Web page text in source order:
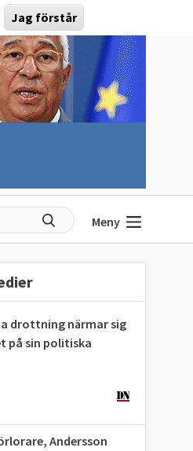
Jag förstår
Meny
drottning närmar sig
på sin politiska
Andersson